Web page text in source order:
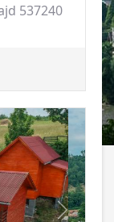
537240